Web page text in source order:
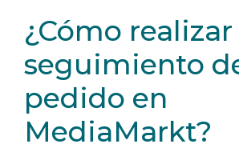
¿Cómo realizar
seguimiento
pedido en
MediaMarkt?